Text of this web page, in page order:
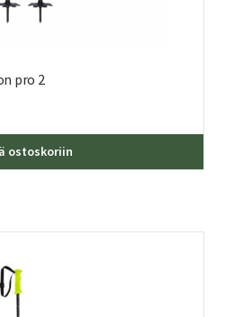
pro 2
ostoskoriin